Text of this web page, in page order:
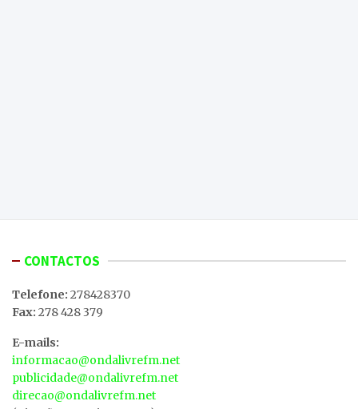
CONTACTOS
Telefone: 278428370
Fax: 278 428 379
E-mails:
informacao@ondalivrefm.net
publicidade@ondalivrefm.net
direcao@ondalivrefm.net